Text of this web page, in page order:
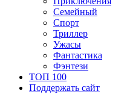
Семейный
Спорт
Триллер
Ужасы
Фантастика
Фэнтези
ТОП 100
Поддержать сайт